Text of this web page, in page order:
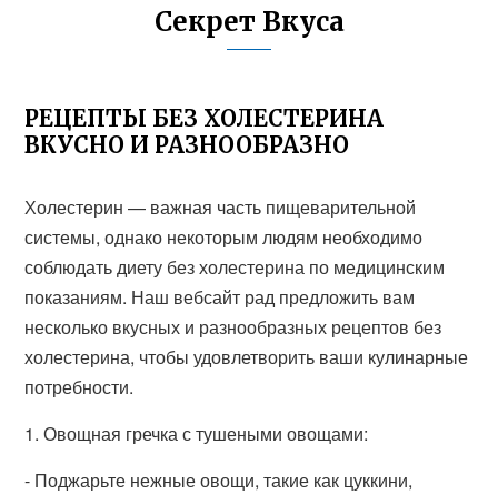
Секрет Вкуса
РЕЦЕПТЫ БЕЗ ХОЛЕСТЕРИНА
ВКУСНО И РАЗНООБРАЗНО
Холестерин — важная часть пищеварительной
системы, однако некоторым людям необходимо
соблюдать диету без холестерина по медицинским
показаниям. Наш вебсайт рад предложить вам
несколько вкусных и разнообразных рецептов без
холестерина, чтобы удовлетворить ваши кулинарные
потребности.
1. Овощная гречка с тушеными овощами:
- Поджарьте нежные овощи, такие как цуккини,